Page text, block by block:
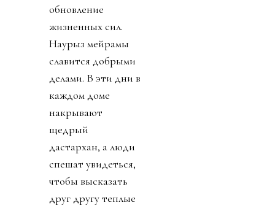
обновление
жизненных сил.
Наурыз мейрамы
славится добрыми
делами. В эти дни в
каждом доме
накрывают
щедрый
дастархан, а люди
спешат увидеться,
чтобы высказать
друг другу теплые